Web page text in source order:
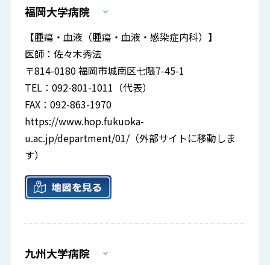
福岡大学病院
【腫瘍・血液（腫瘍・血液・感染症内科）】
医師：佐々木秀法
〒814-0180 福岡市城南区七隈7-45-1
TEL：092-801-1011（代表）
FAX：092-863-1970
https://www.hop.fukuoka-
u.ac.jp/department/01/ （外部サイトに移動しま
す）
九州大学病院